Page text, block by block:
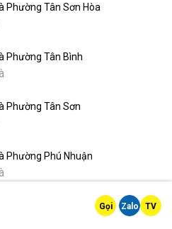
Phường Tân Sơn Hòa
Phường Tân Bình
Phường Tân Sơn
Phường Phú Nhuận
Gọi Zalo TV